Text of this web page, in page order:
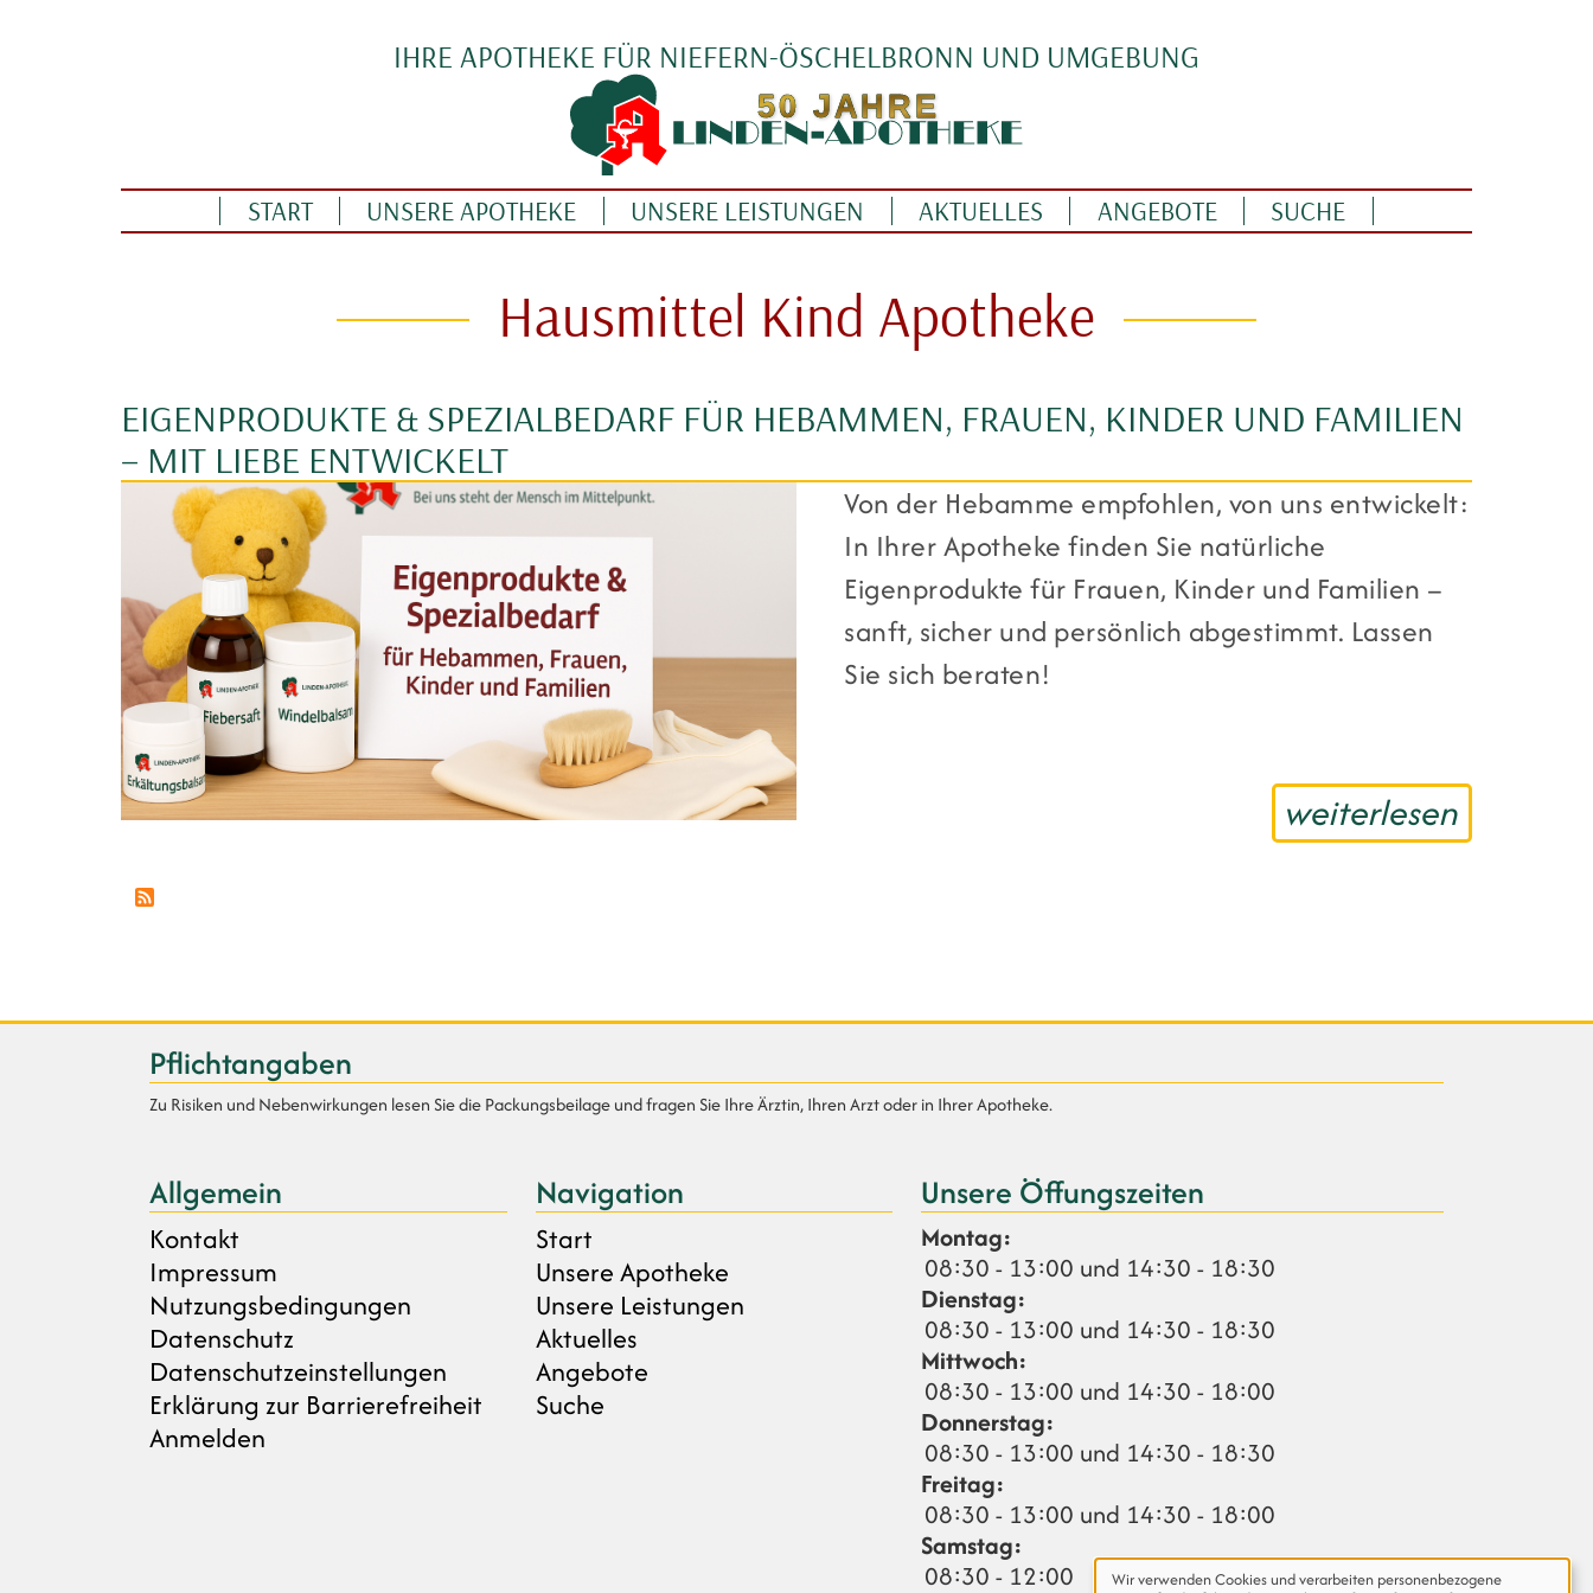
Linden Apotheke
STARTSEITE HAUSMITTEL KIND APOTHEKE
Hausmittel Kind Apotheke
EIGENPRODUKTE & SPEZIALBEDARF FÜR HEBAMMEN, FRAUEN, KINDER UND FAMILIEN
– MIT LIEBE ENTWICKELT
Von der Hebamme empfohlen, von uns entwickelt:
In Ihrer Apotheke finden Sie natürliche
Eigenprodukte für Frauen, Kinder und Familien –
sanft, sicher und persönlich abgestimmt. Lassen
Sie sich beraten!
weiterlesen
Pflichtangaben
Zu Risiken und Nebenwirkungen lesen Sie die Packungsbeilage und fragen Sie Ihre Ärztin, Ihren Arzt oder in Ihrer Apotheke.
Allgemein
Kontakt
Impressum
Nutzungsbedingungen
Datenschutz
Datenschutzeinstellungen
Erklärung zur Barrierefreiheit
Anmelden
Navigation
Start
Unsere Apotheke
Unsere Leistungen
Aktuelles
Angebote
Suche
Unsere Öffungszeiten
Montag:
08:30 - 13:00 und 14:30 - 18:30
Dienstag:
08:30 - 13:00 und 14:30 - 18:30
Mittwoch:
08:30 - 13:00 und 14:30 - 18:00
Donnerstag:
08:30 - 13:00 und 14:30 - 18:30
Freitag:
08:30 - 13:00 und 14:30 - 18:00
Samstag:
08:30 - 12:00
Verwendung
Daten für die folgenden Zwecke:Funktional & Eingebettete
externe Inhalte